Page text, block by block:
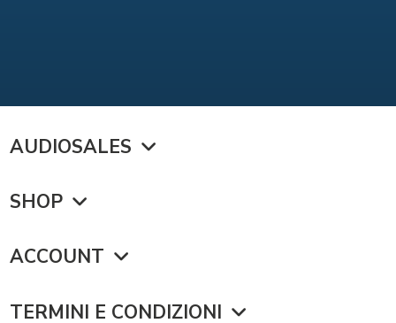
AUDIOSALES
SHOP
ACCOUNT
TERMINI E CONDIZIONI